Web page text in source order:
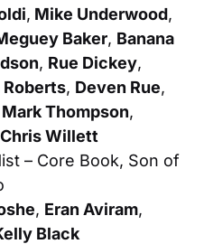
, Mike Underwood,
Baker, Banana
, Rue Dickey,
Roberts, Deven Rue,
Mark Thompson,
Chris Willett
– Core Book, Son of
, Eran Aviram,
Black